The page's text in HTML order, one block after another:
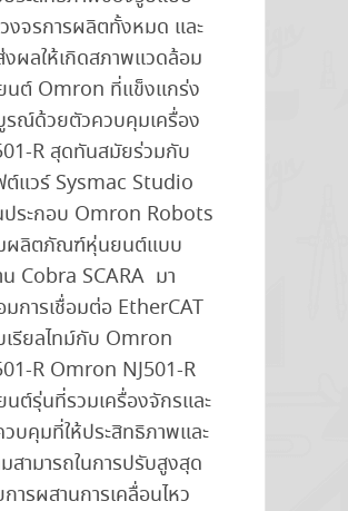
งจรการผลิตทั้งหมด และ
ผลให้เกิดสภาพแวดล้อม
นต์ Omron ที่แข็งแกร่ง
รณ์ด้วยตัวควบคุมเครื่อง
R สุดทันสมัยร่วมกับ
แวร์ Sysmac Studio
ประกอบ Omron Robots
ผลิตภัณฑ์หุ่นยนต์แบบ
Cobra SCARA มา
การเชื่อมต่อ EtherCAT
รียลไทม์กับ Omron
R Omron NJ501-R
ต์รุ่นที่รวมเครื่องจักรและ
บคุมที่ให้ประสิทธิภาพและ
สามารถในการปรับสูงสุด
ารผสานการเคลื่อนไหว